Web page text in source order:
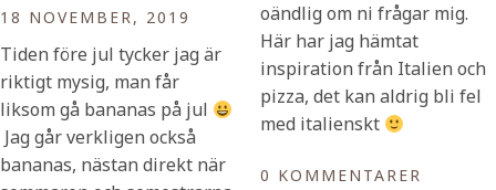
18 NOVEMBER, 2019
Tiden före jul tycker jag är
riktigt mysig, man får
liksom gå bananas på jul
Jag går verkligen också
bananas, nästan direkt när
oändlig om ni frågar mig.
Här har jag hämtat
inspiration från Italien och
pizza, det kan aldrig bli fel
med italienskt
0 KOMMENTARER